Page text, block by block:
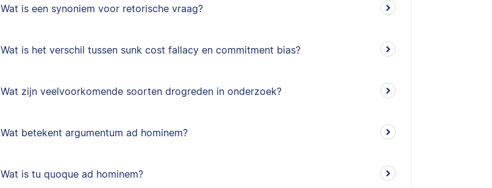
Wat is een synoniem voor retorische vraag?
Wat is het verschil tussen sunk cost fallacy en commitment bias?
Wat zijn veelvoorkomende soorten drogreden in onderzoek?
Wat betekent argumentum ad hominem?
Wat is tu quoque ad hominem?